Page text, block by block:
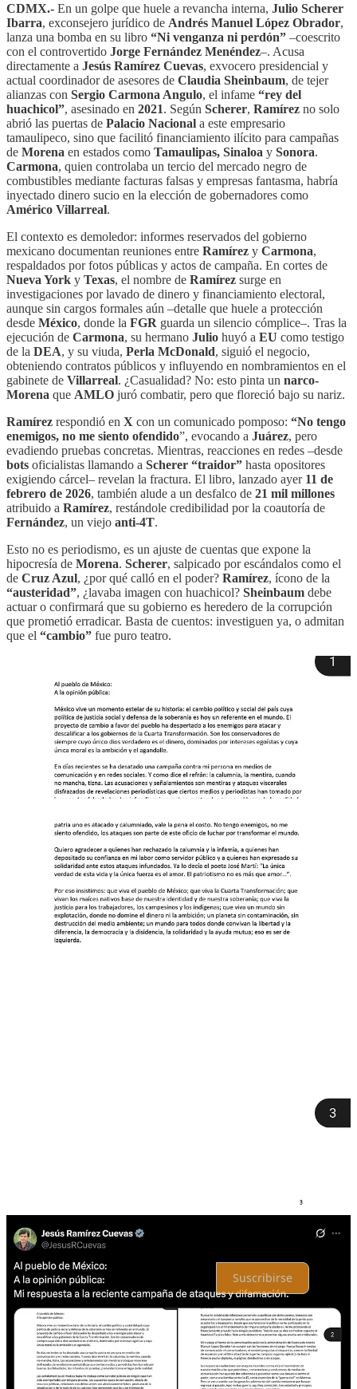
CDMX.- En un golpe que huele a revancha interna, Julio Scherer
Ibarra, exconsejero jurídico de Andrés Manuel López Obrador,
lanza una bomba en su libro “Ni venganza ni perdón” –coescrito
con el controvertido Jorge Fernández Menéndez–. Acusa
directamente a Jesús Ramírez Cuevas, exvocero presidencial y
actual coordinador de asesores de Claudia Sheinbaum, de tejer
alianzas con Sergio Carmona Angulo, el infame “rey del
huachicol”, asesinado en 2021. Según Scherer, Ramírez no solo
abrió las puertas de Palacio Nacional a este empresario
tamaulipeco, sino que facilitó financiamiento ilícito para campañas
de Morena en estados como Tamaulipas, Sinaloa y Sonora.
Carmona, quien controlaba un tercio del mercado negro de
combustibles mediante facturas falsas y empresas fantasma, habría
inyectado dinero sucio en la elección de gobernadores como
Américo Villarreal.
El contexto es demoledor: informes reservados del gobierno
mexicano documentan reuniones entre Ramírez y Carmona,
respaldados por fotos públicas y actos de campaña. En cortes de
Nueva York y Texas, el nombre de Ramírez surge en
investigaciones por lavado de dinero y financiamiento electoral,
aunque sin cargos formales aún –detalle que huele a protección
desde México, donde la FGR guarda un silencio cómplice–. Tras la
ejecución de Carmona, su hermano Julio huyó a EU como testigo
de la DEA, y su viuda, Perla McDonald, siguió el negocio,
obteniendo contratos públicos y influyendo en nombramientos en el
gabinete de Villarreal. ¿Casualidad? No: esto pinta un narco-
Morena que AMLO juró combatir, pero que floreció bajo su nariz.
Ramírez respondió en X con un comunicado pomposo: “No tengo
enemigos, no me siento ofendido”, evocando a Juárez, pero
evadiendo pruebas concretas. Mientras, reacciones en redes –desde
bots oficialistas llamando a Scherer “traidor” hasta opositores
exigiendo cárcel– revelan la fractura. El libro, lanzado ayer 11 de
febrero de 2026, también alude a un desfalco de 21 mil millones
atribuido a Ramírez, restándole credibilidad por la coautoría de
Fernández, un viejo anti-4T.
Esto no es periodismo, es un ajuste de cuentas que expone la
hipocresía de Morena. Scherer, salpicado por escándalos como el
de Cruz Azul, ¿por qué calló en el poder? Ramírez, ícono de la
“austeridad”, ¿lavaba imagen con huachicol? Sheinbaum debe
actuar o confirmará que su gobierno es heredero de la corrupción
que prometió erradicar. Basta de cuentos: investiguen ya, o admitan
que el “cambio” fue puro teatro.
Por supuesto, sigue adelante.
Suscribirse
© 2026 analisis.mx·Privacidad∙Términos∙ Aviso de recolección
Crea tu Substack
Descargar la app
Substackes el hogar de la gran cultura